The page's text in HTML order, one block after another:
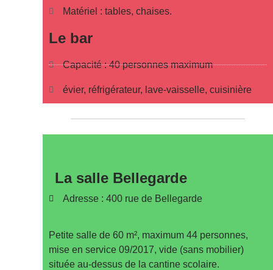
Matériel : tables, chaises.
Le bar
Capacité : 40 personnes maximum
évier, réfrigérateur, lave-vaisselle, cuisinière
La salle Bellegarde
Adresse : 400 rue de Bellegarde
Petite salle de 60 m², maximum 44 personnes,
mise en service 09/2017, vide (sans mobilier)
située au-dessus de la cantine scolaire.